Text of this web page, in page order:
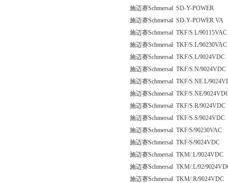
施迈赛Schmersal SD-Y-POWER
施迈赛Schmersal SD-Y-POWER VA
施迈赛Schmersal TKF/S.L/90115VAC
施迈赛Schmersal TKF/S.L/90230VAC
施迈赛Schmersal TKF/S.L/9024VDC
施迈赛Schmersal TKF/S.N/9024VDC
施迈赛Schmersal TKF/S.NE.L/
施迈赛Schmersal TKF/S.NE/
施迈赛Schmersal TKF/S.R/9024VDC
施迈赛Schmersal TKF/S.S/9024VDC
施迈赛Schmersal TKF/S/90230VAC
施迈赛Schmersal TKF/S/9024VDC
施迈赛Schmersal TKM/.L/9024VDC
施迈赛Schmersal TKM/.L/92/
施迈赛Schmersal TKM/.R/9024VDC